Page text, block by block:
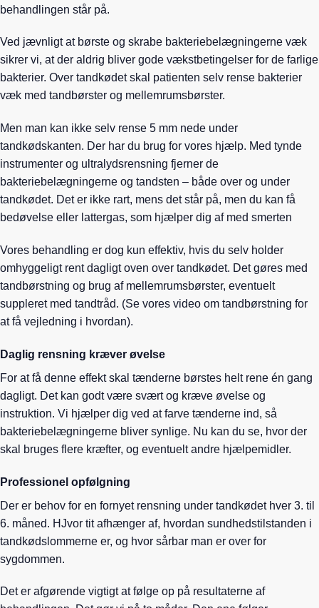
behandlingen står på.
Ved jævnligt at børste og skrabe bakteriebelægningerne væk
sikrer vi, at der aldrig bliver gode vækstbetingelser for de farlige
bakterier. Over tandkødet skal patienten selv rense bakterier
væk med tandbørster og mellemrumsbørster.
Men man kan ikke selv rense 5 mm nede under
tandkødskanten. Der har du brug for vores hjælp. Med tynde
instrumenter og ultralydsrensning fjerner de
bakteriebelægningerne og tandsten – både over og under
tandkødet. Det er ikke rart, mens det står på, men du kan få
bedøvelse eller lattergas, som hjælper dig af med smerten
Vores behandling er dog kun effektiv, hvis du selv holder
omhyggeligt rent dagligt oven over tandkødet. Det gøres med
tandbørstning og brug af mellemrumsbørster, eventuelt
suppleret med tandtråd. (Se vores video om tandbørstning for
at få vejledning i hvordan).
Daglig rensning kræver øvelse
For at få denne effekt skal tænderne børstes helt rene én gang
dagligt. Det kan godt være svært og kræve øvelse og
instruktion. Vi hjælper dig ved at farve tænderne ind, så
bakteriebelægningerne bliver synlige. Nu kan du se, hvor der
skal bruges flere kræfter, og eventuelt andre hjælpemidler.
Professionel opfølgning
Der er behov for en fornyet rensning under tandkødet hver 3. til
6. måned. HJvor tit afhænger af, hvordan sundhedstilstanden i
tandkødslommerne er, og hvor sårbar man er over for
sygdommen.
Det er afgørende vigtigt at følge op på resultaterne af